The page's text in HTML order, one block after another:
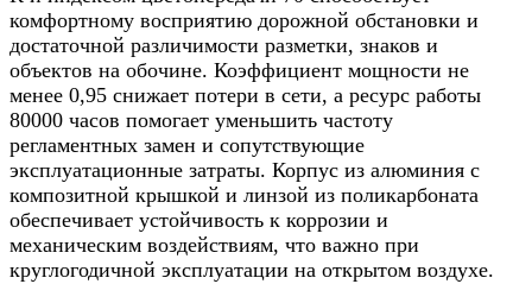
комфортному восприятию дорожной обстановки и
достаточной различимости разметки, знаков и
объектов на обочине. Коэффициент мощности не
менее 0,95 снижает потери в сети, а ресурс работы
80000 часов помогает уменьшить частоту
регламентных замен и сопутствующие
эксплуатационные затраты. Корпус из алюминия с
композитной крышкой и линзой из поликарбоната
обеспечивает устойчивость к коррозии и
механическим воздействиям, что важно при
круглогодичной эксплуатации на открытом воздухе.​